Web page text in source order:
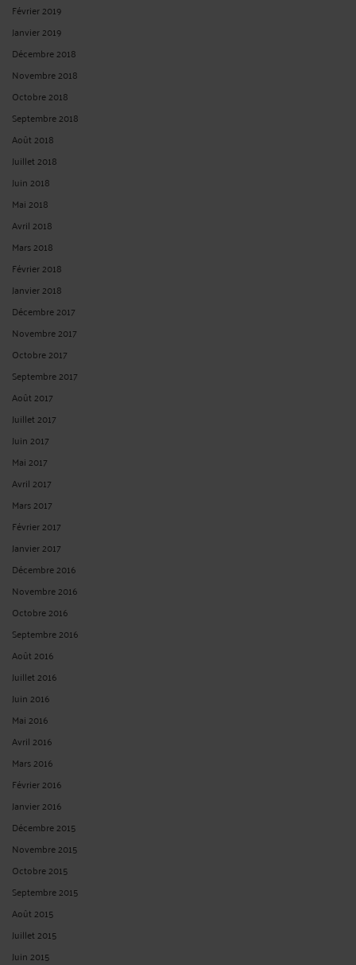
Février 2019
Janvier 2019
Décembre 2018
Novembre 2018
Octobre 2018
Septembre 2018
Août 2018
Juillet 2018
Juin 2018
Mai 2018
Avril 2018
Mars 2018
Février 2018
Janvier 2018
Décembre 2017
Novembre 2017
Octobre 2017
Septembre 2017
Août 2017
Juillet 2017
Juin 2017
Mai 2017
Avril 2017
Mars 2017
Février 2017
Janvier 2017
Décembre 2016
Novembre 2016
Octobre 2016
Septembre 2016
Août 2016
Juillet 2016
Juin 2016
Mai 2016
Avril 2016
Mars 2016
Février 2016
Janvier 2016
Décembre 2015
Novembre 2015
Octobre 2015
Septembre 2015
Août 2015
Juillet 2015
Juin 2015